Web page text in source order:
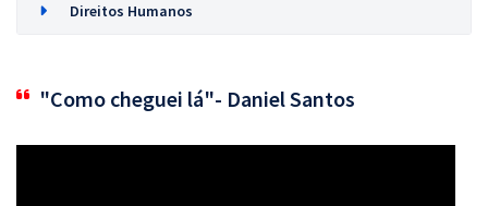
Direitos Humanos
"Como cheguei lá"- Daniel Santos